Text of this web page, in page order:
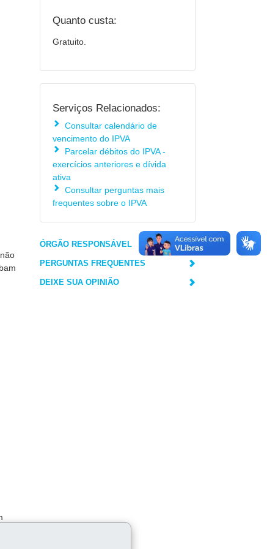
Quanto custa:
Gratuito.
Serviços Relacionados:
Consultar calendário de
vencimento do IPVA
Parcelar débitos do IPVA -
exercícios anteriores e dívida
ativa
Consultar perguntas mais
frequentes sobre o IPVA
ÓRGÃO RESPONSÁVEL
PERGUNTAS FREQUENTES
DEIXE SUA OPINIÃO